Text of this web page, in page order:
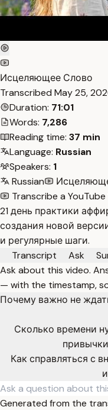
Исцеляющее Слово
Transcribed May 25,
Duration: 71:01
Words: 7,286
Reading time: 37 min
Language: Russian
Speakers: 1
Russian
Transcribe a
21 день практики
создания новой
и регулярные шаги.
Transcript
Ask
Ask about this video.
— with the timestamp,
Почему важно не
Сколько времени
Как справляться с
Generated from the